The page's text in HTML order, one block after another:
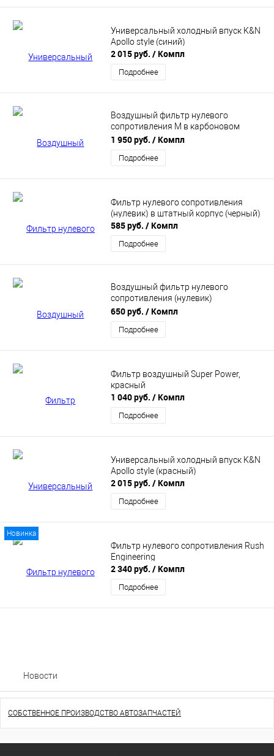
Универсальный холодный впуск K&N
Apollo style (синий)
2 015 руб. / Компл
Подробнее
Воздушный фильтр нулевого
сопротивления M в карбоновом
корпусе закрытого типа
1 950 руб. / Компл
Подробнее
Фильтр нулевого сопротивления
(нулевик) в штатный корпус (черный)
585 руб. / Компл
Подробнее
Воздушный фильтр нулевого
сопротивления (нулевик)
инжекторный (фиолетовый, конус)
650 руб. / Компл
Подробнее
Фильтр воздушный Super Power,
красный
1 040 руб. / Компл
Подробнее
Универсальный холодный впуск K&N
Apollo style (красный)
2 015 руб. / Компл
Подробнее
Новинка
Фильтр нулевого сопротивления Rush
Engineering
2 340 руб. / Компл
Подробнее
Новости
СОБСТВЕННОЕ ПРОИЗВОДСТВО АВТОЗАПЧАСТЕЙ